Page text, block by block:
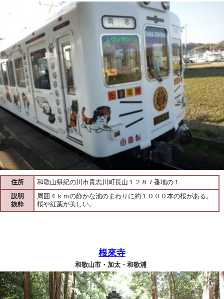
住所
和歌山県紀の川市貴志川町長山１２８７番地の１
説明
抜粋
周囲４ｋｍの静かな池のまわりに約１０００本の桜がある。
桜や紅葉が美しい。
根來寺
和歌山市・加太・和歌浦